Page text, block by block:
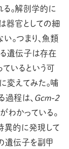
。解剖学的に
器官としての細
。つまり、魚類
遺伝子は存在
いるという可
変えてみた。哺
程は、 Gcm-2
わかっている。
異的に発現して
の遺伝子を副甲